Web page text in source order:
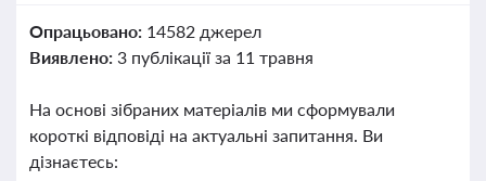
Опрацьовано: 14582 джерел
Виявлено: 3 публікації за 11 травня
На основі зібраних матеріалів ми сформували
короткі відповіді на актуальні запитання. Ви
дізнаєтесь: